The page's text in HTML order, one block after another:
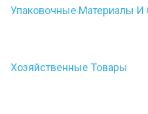
Упаковочные Материалы И
Хозяйственные Товары